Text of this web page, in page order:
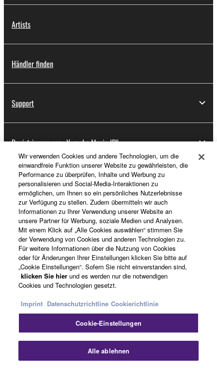
Artists
Händler finden
Support
Registrierung von „Yamaha Music ID“
Über Yamaha
Schweiz Suisse Svizzera - German
Business
KontaktNutzungsbedingungenDatenschutzerklärung
CookierichtlinieImpressum
Wir verwenden Cookies und andere Technologien, um die
einwandfreie Funktion unserer Website zu gewährleisten, die
Performance zu überprüfen, Inhalte und Werbung zu
personalisieren und Social-Media-Interaktionen zu
ermöglichen, um Ihnen so ein persönliches Nutzerlebnisse
zur Verfügung zu stellen. Zudem übermitteln wir auch
Informationen zu Ihrer Verwendung unserer Website an
unsere Partner für Werbung, soziale Medien und Analysen.
Mit einem Klick auf „Alle Cookies auswählen“ stimmen Sie
der Verwendung von Cookies und anderen Technologien zu.
Für weitere Informationen über die Nutzung von Cookies
oder für Änderungen Ihrer Einstellungen klicken Sie bitte auf
„Cookie Einstellungen“. Sofern Sie nicht einverstanden sind,
klicken Sie hier und es werden nur die notwendigen
Cookies und Technologien gesetzt.
Imprint Datenschutzrichtline Cookierichtlinie
Cookie-Einstellungen
Alle ablehnen